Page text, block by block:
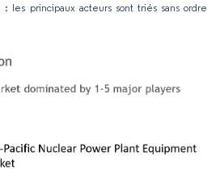
: les principaux acteurs sont triés sans ordre